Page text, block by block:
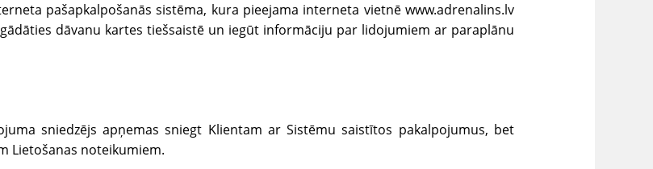
pašapkalpošanās sistēma, kura pieejama interneta vietnē www.adrenalins.lv
dāvanu kartes tiešsaistē un iegūt informāciju par lidojumiem ar paraplānu
sniedzējs apņemas sniegt Klientam ar Sistēmu saistītos pakalpojumus, bet
Lietošanas noteikumiem.